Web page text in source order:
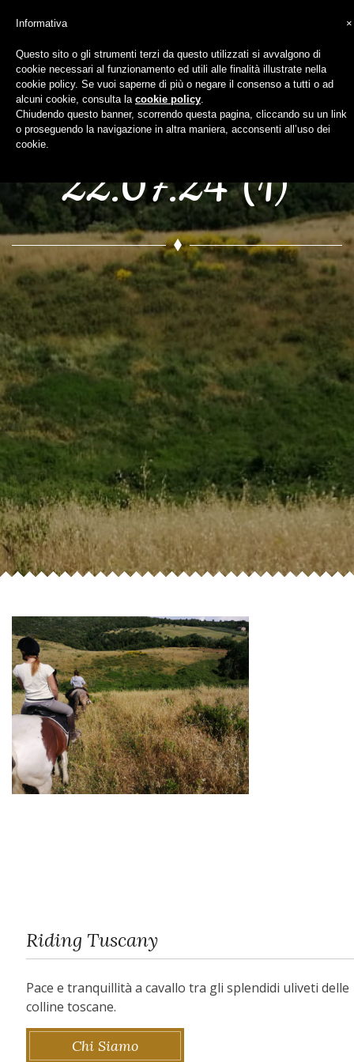
WhatsApp Image
2020-06-09 at
22.07.24 (1)
Riding Tuscany
Pace e tranquillità a cavallo tra gli splendidi uliveti delle
colline toscane.
Chi Siamo
×
Informativa
Questo sito o gli strumenti terzi da questo utilizzati si avvalgono di
cookie necessari al funzionamento ed utili alle finalità illustrate nella
cookie policy. Se vuoi saperne di più o negare il consenso a tutti o ad
alcuni cookie, consulta la cookie policy
Chiudendo questo banner, scorrendo questa pagina, cliccando su un link
o proseguendo la navigazione in altra maniera, acconsenti all’uso dei
cookie.